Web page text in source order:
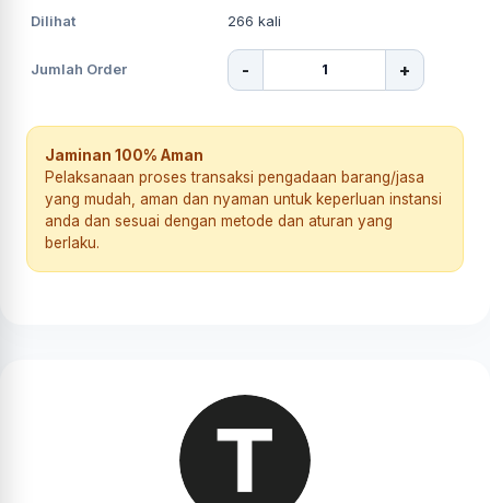
Dilihat 266 kali
Jumlah Order - +
Jaminan 100% Aman
Pelaksanaan proses transaksi pengadaan barang/jasa
yang mudah, aman dan nyaman untuk keperluan instansi
anda dan sesuai dengan metode dan aturan yang
berlaku.